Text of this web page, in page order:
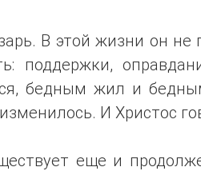
В этой жизни он не
поддержки,
бедным жил и
И Христос
еще и